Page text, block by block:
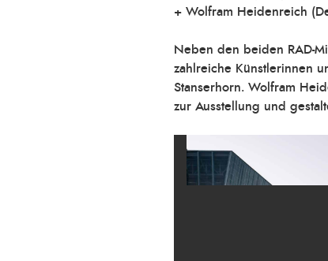
+ Wolfram Heidenreich
Neben den beiden RAD-
zahlreiche Künstlerinnen
Stanserhorn. Wolfram
zur Ausstellung und